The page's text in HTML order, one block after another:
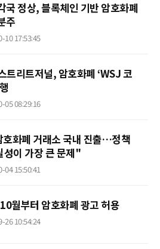
국 정상, 블록체인 기반 암호화폐
주
10 17:53:45
트리트저널, 암호화폐 ‘WSJ 코
05 08:29:16
화폐 거래소 국내 진출…정책
성이 가장 큰 문제"
04 15:50:41
월부터 암호화폐 광고 허용
26 10:54:24